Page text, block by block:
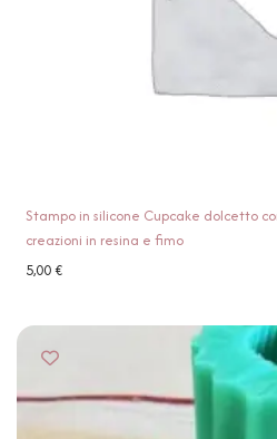
Stampo in silicone Cupcake dolcetto
creazioni in resina e fimo
5,00€